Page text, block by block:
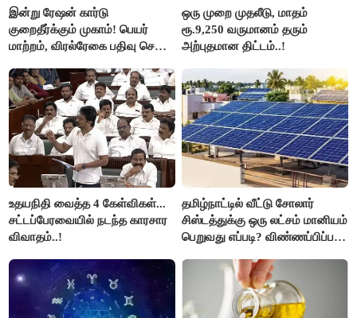
இன்று ரேஷன் கார்டு
குறைதீர்க்கும் முகாம்! பெயர்
மாற்றம், விரல்ரேகை பதிவு செய்ய
ஒரு முறை முதலீடு, மாதம்
ரூ.9,250 வருமானம் தரும்
அற்புதமான திட்டம்..!
உதயநிதி வைத்த 4 கேள்விகள்...
சட்டப்பேரவையில் நடந்த காரசார
விவாதம்..!
தமிழ்நாட்டில் வீட்டு சோலார்
சிஸ்டத்துக்கு ஒரு லட்சம் மானியம்
பெறுவது எப்படி? விண்ணப்பிப்பது